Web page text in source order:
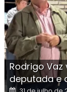
Rodrigo
deputada e
Posted